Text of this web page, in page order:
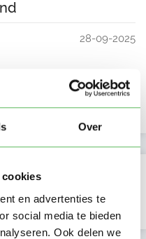
Over
cookies
en advertenties te
social media te bieden
Ook delen we
28-09-2025
17-04-2025